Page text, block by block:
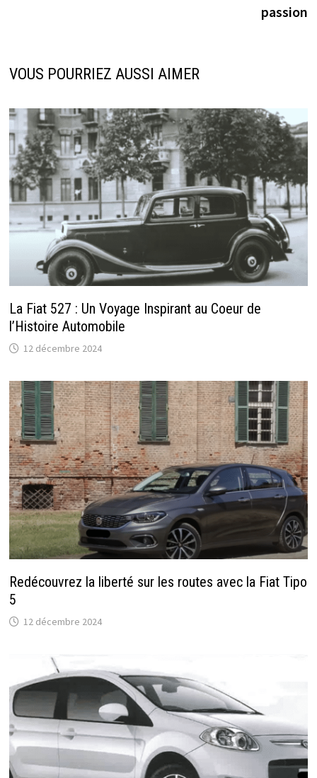
passion
VOUS POURRIEZ AUSSI AIMER
La Fiat 527 : Un Voyage Inspirant au Coeur de
l’Histoire Automobile
12 décembre 2024
Redécouvrez la liberté sur les routes avec la Fiat Tipo
5
12 décembre 2024